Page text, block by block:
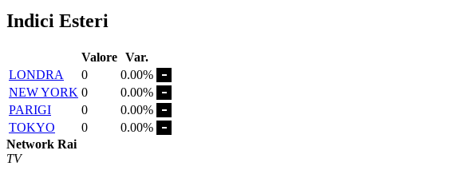
Indici Esteri
Valore Var.
LONDRA
0
0.00%
NEW YORK 0
0.00%
PARIGI
0
0.00%
TOKYO
0
0.00%
Network Rai
TV